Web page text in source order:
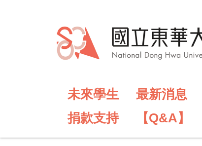
未來學生 最新消息
捐款支持
【Q&A】